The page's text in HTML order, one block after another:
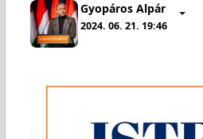
Gyopáros Alpár
2024. 06. 21. 19:46